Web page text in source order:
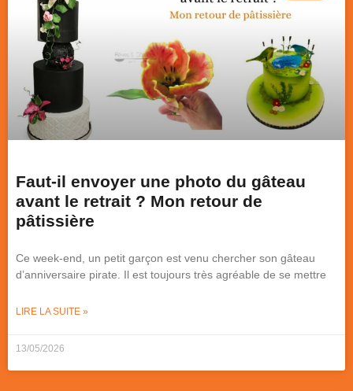
Faut-il envoyer une photo du gâteau
avant le retrait ? Mon retour de
pâtissière
Ce week-end, un petit garçon est venu chercher son gâteau
d’anniversaire pirate. Il est toujours très agréable de se mettre
LIRE LA SUITE »
13/05/2026